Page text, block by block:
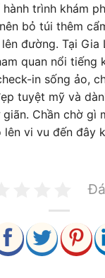
trình khám
bỏ túi thêm
đường. Tại Gia
quan nổi tiếng
in sống ảo,
tuyệt mỹ và
Chần chờ gì
vi vu đến đây